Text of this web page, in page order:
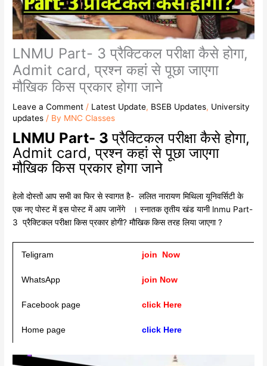
LNMU Part- 3 प्रैक्टिकल परीक्षा कैसे होगा,
Admit card, प्रश्न कहां से पूछा जाएगा
मौखिक किस प्रकार होगा जाने
Leave a Comment / Latest Update, BSEB Updates, University
updates / By MNC Classes
LNMU Part- 3प्रैक्टिकल परीक्षा कैसे होगा,
Admit card, प्रश्न कहां से पूछा जाएगा
मौखिक किस प्रकार होगा जाने
हेलो दोस्तों आप सभी का फिर से स्वागत है- ललित नारायण मिथिला यूनिवर्सिटी के
एक नए पोस्ट में इस पोस्ट में आप जानेंगे । स्नातक तृतीय खंड यानी lnmu Part-
3 प्रैक्टिकल परीक्षा किस प्रकार होगी? मौखिक किस तरह लिया जाएगा ?
Teligram join Now
WhatsApp join Now
Facebook page click Here
Home page click Here